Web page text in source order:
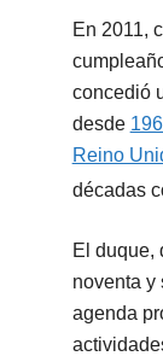
En 2011,
concedió
desde
Reino
décadas
El duque,
noventa y
agenda